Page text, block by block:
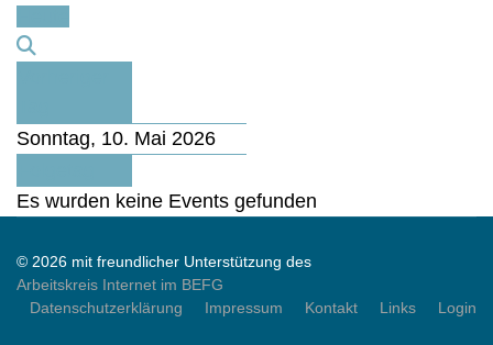
Sonntag, 10. Mai 2026
Es wurden keine Events gefunden
© 2026 mit freundlicher Unterstützung des
Arbeitskreis Internet im BEFG
Datenschutzerklärung
Impressum Kontakt Links Login